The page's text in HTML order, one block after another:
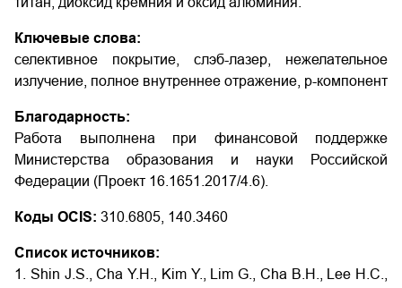
Ключевые слова:
селективное покрытие, слэб-лазер, нежелательное
излучение, полное внутреннее отражение, p-компонент
Благодарность:
Работа выполнена при финансовой поддержке
Министерства образования и науки Российской
Федерации (Проект 16.1651.2017/4.6).
Коды OCIS: 310.6805, 140.3460
Список источников:
1. Shin J.S., Cha Y.H., Kim Y., Lim G., Cha B.H., Lee H.C.,